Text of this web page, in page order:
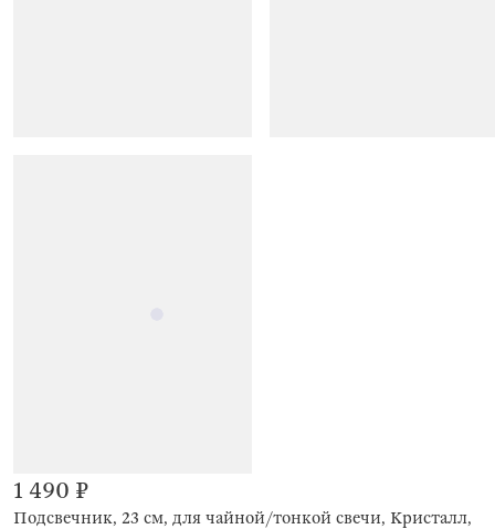
Подсвечник, 23 см, для чайной/тонкой свечи, Кристалл,
1 490 ₽